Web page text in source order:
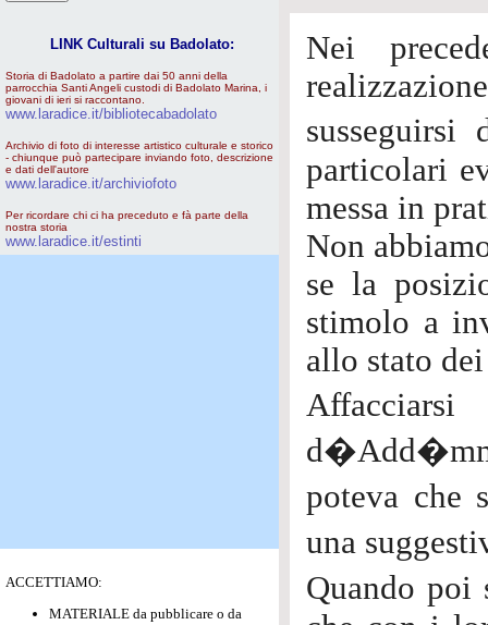
LINK Culturali su Badolato:
Storia di Badolato a partire dai 50 anni della
parrocchia Santi Angeli custodi di Badolato Marina, i
giovani di ieri si raccontano.
www.laradice.it/bibliotecabadolato
Archivio di foto di interesse artistico culturale e storico
- chiunque può partecipare inviando foto, descrizione
e dati dell'autore
www.laradice.it/archiviofoto
Per ricordare chi ci ha preceduto e fà parte della
nostra storia
www.laradice.it/estinti
ACCETTIAMO:
MATERIALE da pubblicare o da
Nei
particolari
messa in
Non
se la
stimolo a
allo stato
poteva che
una
Quando